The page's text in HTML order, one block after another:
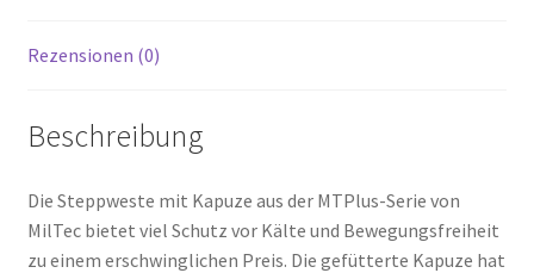
Rezensionen (0)
Beschreibung
Die Steppweste mit Kapuze aus der MTPlus-Serie von
MilTec bietet viel Schutz vor Kälte und Bewegungsfreiheit
zu einem erschwinglichen Preis. Die gefütterte Kapuze hat